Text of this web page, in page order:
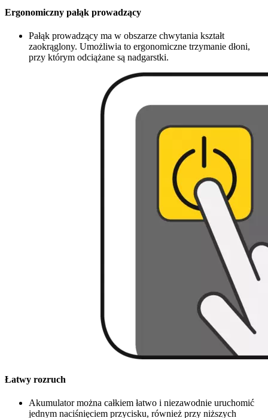
Ergonomiczny pałąk prowadzący
Pałąk prowadzący ma w obszarze chwytania kształt
zaokrąglony. Umożliwia to ergonomiczne trzymanie dłoni,
przy którym odciążane są nadgarstki.
Łatwy rozruch
Akumulator można całkiem łatwo i niezawodnie uruchomić
jednym naciśnięciem przycisku, również przy niższych